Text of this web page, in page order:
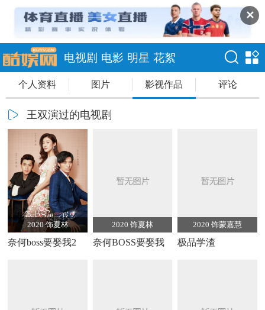
✕
电视剧 电影 明星 花絮
个人资料 图片 影视作品 评论
王双演过的电视剧
2020 饰夏林
奈何boss要娶我2
2020 饰夏林
奈何BOSS要娶我
2020 饰蒙嘉慧
极品学渣